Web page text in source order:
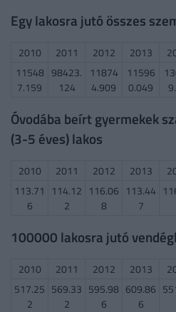
Egy lakosra jutó összes
2010 2011 2012 2013
11548
7.159
98423.
124
11874
4.909
11596
0.049
Óvodába beírt gyermekek
(3-5 éves) lakos
2010 2011 2012 2013
113.71
6
114.12
2
116.06
8
113.44
7
100000 lakosra jutó
2010 2011 2012 2013
517.25
2
569.33
2
595.98
6
609.86
6